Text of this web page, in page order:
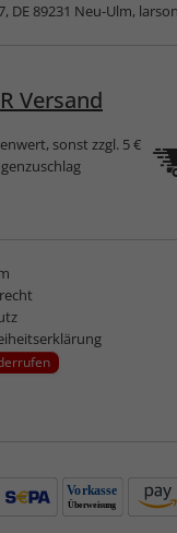
DE 89231 Neu-Ulm,
Versand
sonst zzgl. 5 €